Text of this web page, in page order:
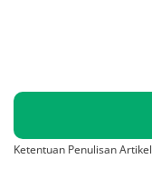
Ketentuan Penulisan Artikel